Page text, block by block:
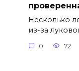
Несколько
из-за
0 72